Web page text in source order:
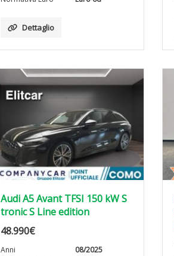
Dettaglio
Audi A5 Avant TFSI 150 kW S
tronic S Line edition
48.990€
Anni
08/2025